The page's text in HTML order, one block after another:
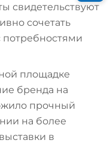
свидетельствуют
сочетать
потребностями
площадке
бренда на
прочный
на более
в